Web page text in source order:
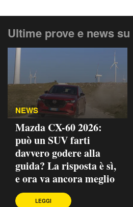
Ultime prove e news su
NEWS
Mazda CX-60 2026:
può un SUV farti
davvero godere alla
guida? La risposta è sì,
e ora va ancora meglio
LEGGI